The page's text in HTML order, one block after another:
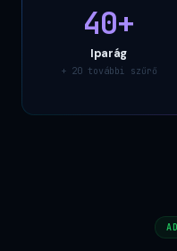
40+
Iparág
+ 20 további szűrő